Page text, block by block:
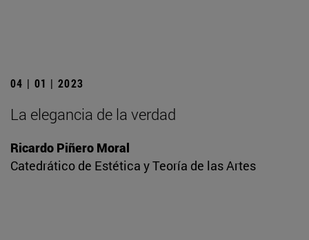
04 | 01 | 2023
La elegancia de la verdad
Ricardo Piñero Moral
Catedrático de Estética y Teoría de las Artes